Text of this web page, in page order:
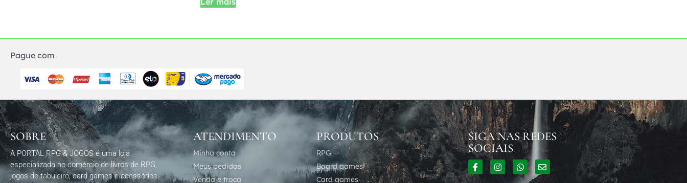
Pague com
SOBRE
A PORTAL RPG & JOGOS é uma loja
especializada no comércio de livros de RPG,
jogos de tabuleiro, card games e acessórios
ATENDIMENTO
Minha conta
Meus pedidos
Venda e troca
PRODUTOS
RPG
Board games
Card games
SIGA NAS REDES
SOCIAIS